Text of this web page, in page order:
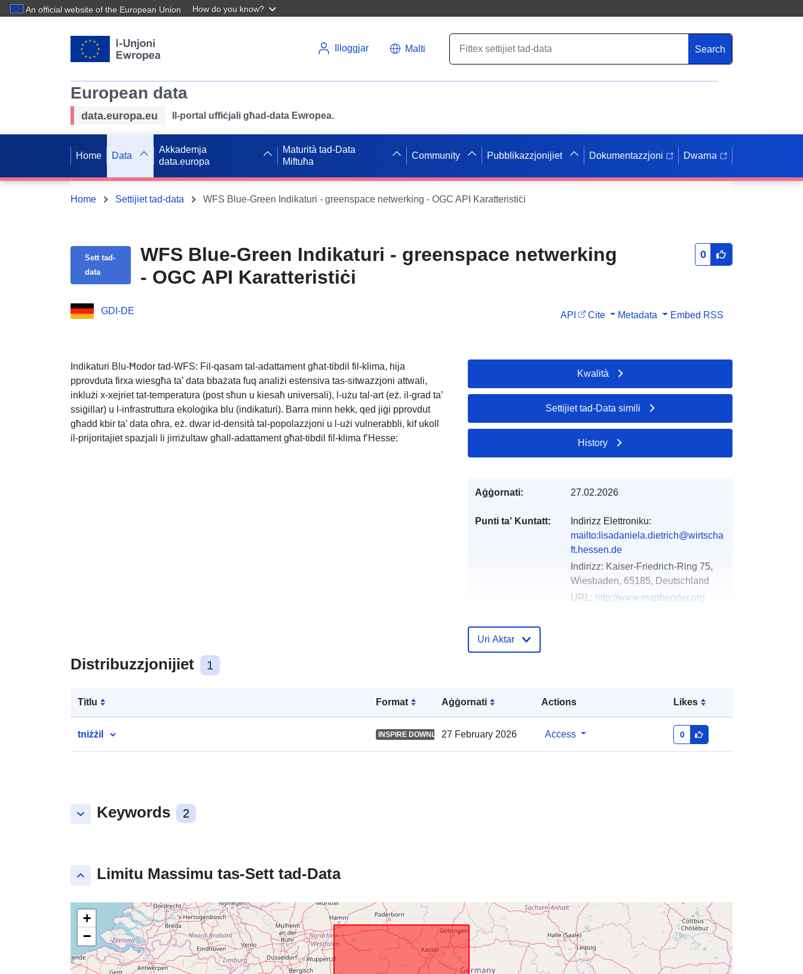
An official website of the European Union How do you know?
Illoggjar Malti Search
European data
data.europa.eu Il-portal uffiċjali għad-data Ewropea.
Home Data
Akkademja
data.europa
Maturità tad-Data
Miftuħa
Community Pubblikazzjonijiet Dokumentazzjoni Dwarna
Home Settijiet tad-data WFS Blue-Green Indikaturi - greenspace netwerking - OGC API Karatteristiċi
Sett tad-
data
WFS Blue-Green Indikaturi - greenspace netwerking
- OGC API Karatteristiċi
0
GDI-DE API Cite Metadata Embed RSS
Indikaturi Blu-Ħodor tad-WFS: Fil-qasam tal-adattament għat-tibdil fil-klima, hija
pprovduta firxa wiesgħa ta’ data bbażata fuq analiżi estensiva tas-sitwazzjoni attwali,
inklużi x-xejriet tat-temperatura (post sħun u kiesaħ universali), l-użu tal-art (eż. il-grad ta’
ssiġillar) u l-infrastruttura ekoloġika blu (indikaturi). Barra minn hekk, qed jiġi pprovdut
għadd kbir ta’ data oħra, eż. dwar id-densità tal-popolazzjoni u l-użi vulnerabbli, kif ukoll
il-prijoritajiet spazjali li jirriżultaw għall-adattament għat-tibdil fil-klima f’Hesse:
Distribuzzjonijiet 1
Titlu Format Aġġornati Actions Likes
tniżżil INSPIRE DOWNLOAD SERVICE
27 February 2026 Aċċess 0
keyboard_arrow_down Keywords 2
keyboard_arrow_up Limitu Massimu tas-Sett tad-Data
+
−
Kwalità
Settijiet tad-Data simili
History
Aġġornati: 27.02.2026
Punti ta' Kuntatt:
Indirizz Elettroniku:
mailto:lisadaniela.dietrich@wirtscha
ft.hessen.de
Indirizz: Kaiser-Friedrich-Ring 75,
Wiesbaden, 65185, Deutschland
URL: http://www.mapbender.org
Reġistru tal-
Katalgu:
Spazjali: Koordinati:
], [ 10.21651, 51.651642 ], [
10.21651, 49.392572 ], [ 7.738844,
Uri Aktar